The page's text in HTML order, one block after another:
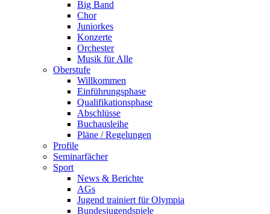
Big Band
Chor
Juniorkes
Konzerte
Orchester
Musik für Alle
Oberstufe
Willkommen
Einführungsphase
Qualifikationsphase
Abschlüsse
Buchausleihe
Pläne / Regelungen
Profile
Seminarfächer
Sport
News & Berichte
AGs
Jugend trainiert für Olympia
Bundesjugendspiele